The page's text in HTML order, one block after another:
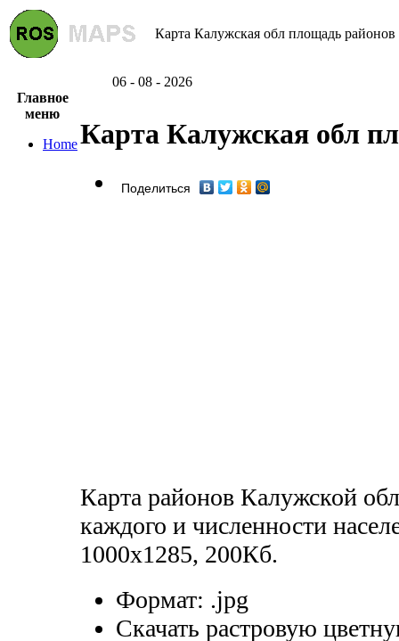
Карта Калужская обл площадь районов
06 - 08 - 2026
Главное
меню
HomeКарта Калужская обл
Поделиться
Карта районов Калужской
каждого и численности
1000х1285, 200Кб.
Формат: .jpg
Скачать растровую